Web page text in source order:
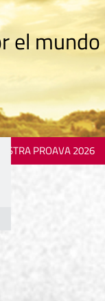
el
MOSTRA PROAVA 2026